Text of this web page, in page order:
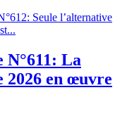
Seule l’alternative
La
2026 en œuvre